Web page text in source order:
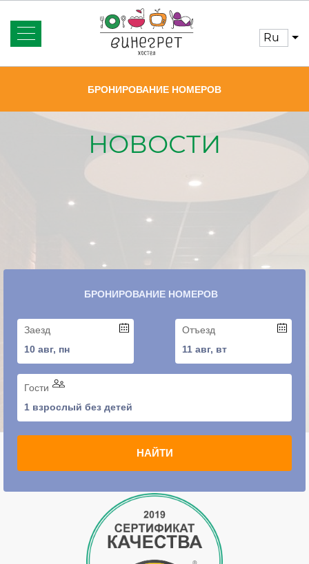
ru
Номера и цены
Контакты
БРОНИРОВАНИЕ НОМЕРОВ
НОВОСТИ
БРОНИРОВАНИЕ НОМЕРОВ
Заезд
10 авг, пн
Отъезд
11 авг, вт
Гости
1 взрослый без детей
НАЙТИ